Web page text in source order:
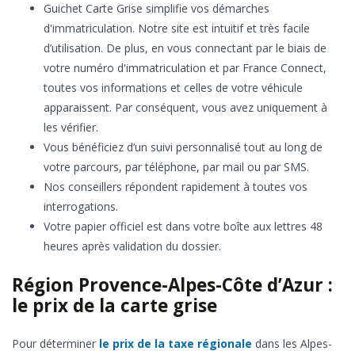
Guichet Carte Grise simplifie vos démarches
d'immatriculation. Notre site est intuitif et très facile
d’utilisation. De plus, en vous connectant par le biais de
votre numéro d'immatriculation et par France Connect,
toutes vos informations et celles de votre véhicule
apparaissent. Par conséquent, vous avez uniquement à
les vérifier.
Vous bénéficiez d’un suivi personnalisé tout au long de
votre parcours, par téléphone, par mail ou par SMS.
Nos conseillers répondent rapidement à toutes vos
interrogations.
Votre papier officiel est dans votre boîte aux lettres 48
heures après validation du dossier.
Région Provence-Alpes-Côte d’Azur :
le prix de la carte grise
Pour déterminer le prix de la taxe régionale dans les Alpes-